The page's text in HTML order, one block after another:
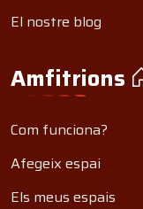
El nostre blog
Amfitrions
Com funciona?
Afegeix espai
Els meus espais